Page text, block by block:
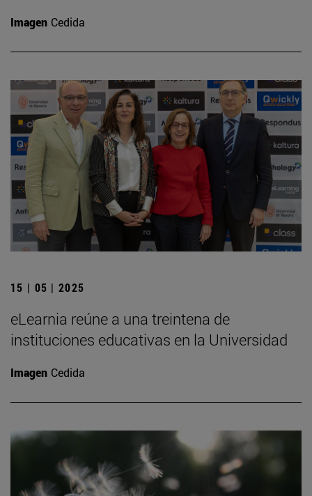
Imagen Cedida
15 | 05 | 2025
eLearnia reúne a una treintena de
instituciones educativas en la Universidad
Imagen Cedida